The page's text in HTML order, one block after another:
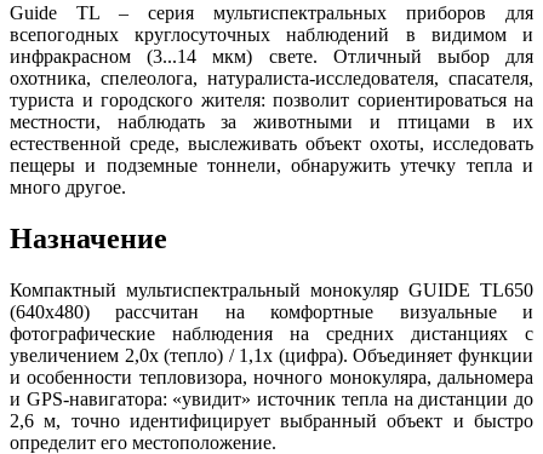
Guide TL – серия мультиспектральных приборов для
всепогодных круглосуточных наблюдений в видимом и
инфракрасном (3...14 мкм) свете. Отличный выбор для
охотника, спелеолога, натуралиста-исследователя, спасателя,
туриста и городского жителя: позволит сориентироваться на
местности, наблюдать за животными и птицами в их
естественной среде, выслеживать объект охоты, исследовать
пещеры и подземные тоннели, обнаружить утечку тепла и
много другое.
Назначение
Компактный мультиспектральный монокуляр GUIDE TL650
(640x480) рассчитан на комфортные визуальные и
фотографические наблюдения на средних дистанциях с
увеличением 2,0x (тепло) / 1,1x (цифра). Объединяет функции
и особенности тепловизора, ночного монокуляра, дальномера
и GPS-навигатора: «увидит» источник тепла на дистанции до
2,6 м, точно идентифицирует выбранный объект и быстро
определит его местоположение.